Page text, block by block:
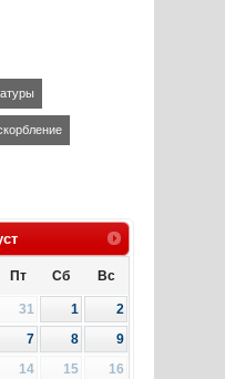
Пт Сб Вс
31 1
2
7 8
9
14 15
16